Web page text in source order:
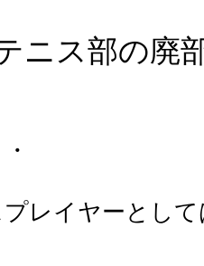
ニス部の廃
レイヤーとし